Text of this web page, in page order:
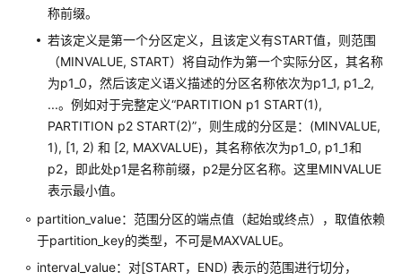
FUNCTION
CREATE
GROUP
CREATE
INCREMENTAL
MATERIALIZED
VIEW
CREATE
INDEX
称前缀。
若该定义是第一个分区定义，且该定义有START值，则范围
（MINVALUE, START）将自动作为第一个实际分区，其名称
为p1_0，然后该定义语义描述的分区名称依次为p1_1, p1_2,
...。例如对于完整定义“PARTITION p1 START(1),
PARTITION p2 START(2)”，则生成的分区是：(MINVALUE,
1), [1, 2) 和 [2, MAXVALUE)，其名称依次为p1_0, p1_1和
p2，即此处p1是名称前缀，p2是分区名称。这里MINVALUE
表示最小值。
partition_value：范围分区的端点值（起始或终点），取值依赖
于partition_key的类型，不可是MAXVALUE。
interval_value：对[START，END) 表示的范围进行切分，